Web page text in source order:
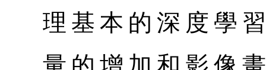
理基本的深度學